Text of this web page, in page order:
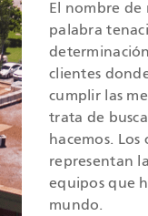
El nombre de
palabra
clientes
cumplir las
trata de
hacemos.
representan
equipos que
mundo.